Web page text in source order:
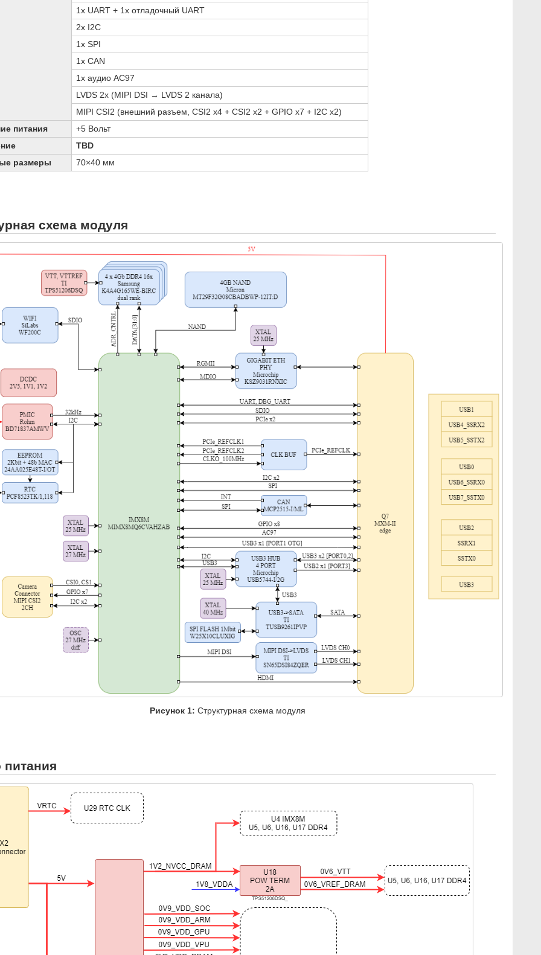
1x UART + 1x отладочный UART
2x I2C
1x SPI
1x CAN
1x аудио AC97
LVDS 2x (MIPI DSI → LVDS 2 канала)
MIPI CSI2 (внешний разъем, CSI2 x4 + CSI2 x2 + GPIO x7 + I2C x2)
питания
+5 Вольт
TBD
размеры
70×40 мм
схема модуля
Рисунок 1: Структурная схема модуля